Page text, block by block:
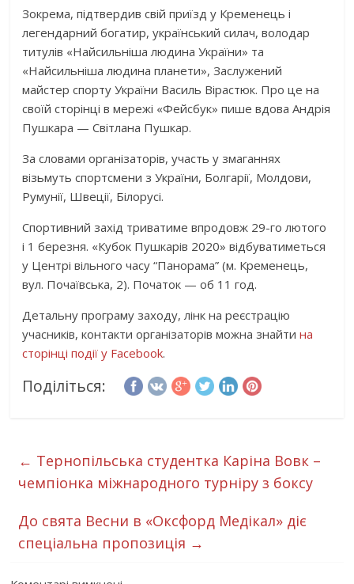
Зокрема, підтвердив свій приїзд у Кременець і
легендарний богатир, український силач, володар
титулів «Найсильніша людина України» та
«Найсильніша людина планети», Заслужений
майстер спорту України Василь Вірастюк. Про це на
своїй сторінці в мережі «Фейсбук» пише вдова Андрія
Пушкара — Світлана Пушкар.
За словами організаторів, участь у змаганнях
візьмуть спортсмени з України, Болгарії, Молдови,
Румунії, Швеції, Білорусі.
Спортивний захід триватиме впродовж 29-го лютого
і 1 березня. «Кубок Пушкарів 2020» відбуватиметься
у Центрі вільного часу “Панорама” (м. Кременець,
вул. Почаївська, 2). Початок — об 11 год.
Детальну програму заходу, лінк на реєстрацію
учасників, контакти організаторів можна знайтина
сторінці події у Facebook.
Поділіться:
← Тернопільська студентка Каріна Вовк –
чемпіонка міжнародного турніру з боксу
До свята Весни в «Оксфорд Медікал» діє
спеціальна пропозиція →